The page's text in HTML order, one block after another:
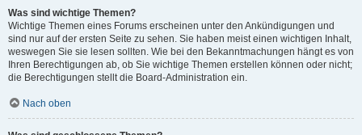
Was sind wichtige Themen?
Wichtige Themen eines Forums erscheinen unter den Ankündigungen und
sind nur auf der ersten Seite zu sehen. Sie haben meist einen wichtigen Inhalt,
weswegen Sie sie lesen sollten. Wie bei den Bekanntmachungen hängt es von
Ihren Berechtigungen ab, ob Sie wichtige Themen erstellen können oder nicht;
die Berechtigungen stellt die Board-Administration ein.
Nach oben